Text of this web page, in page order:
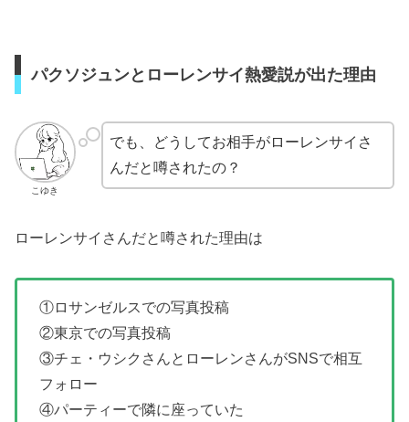
パクソジュンとローレンサイ熱愛説が出た理由
こゆき
でも、どうしてお相手がローレンサイさ
んだと噂されたの？
ローレンサイさんだと噂された理由は
①ロサンゼルスでの写真投稿
②東京での写真投稿
③チェ・ウシクさんとローレンさんがSNSで相互
フォロー
④パーティーで隣に座っていた